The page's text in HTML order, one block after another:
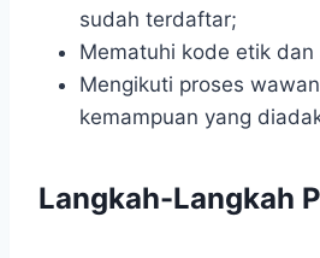
sudah terdaftar;
Mematuhi kode etik
Mengikuti proses
kemampuan yang
Langkah-Langkah